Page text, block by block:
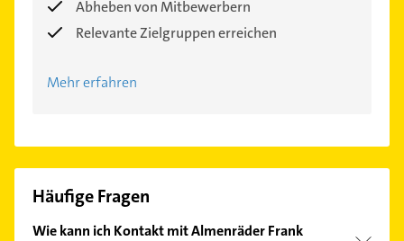
Abheben von Mitbewerbern
Relevante Zielgruppen erreichen
Mehr erfahren
Häufige Fragen
Wie kann ich Kontakt mit Almenräder Frank